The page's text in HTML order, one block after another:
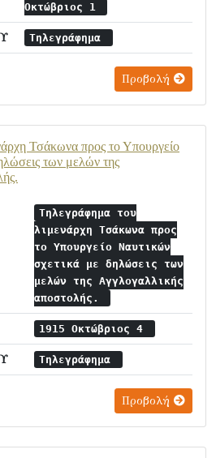
Οκτώβριος 1
Τηλεγράφημα
Προβολή
Τσάκωνα προς το Υπουργείο
των μελών της
Τηλεγράφημα του
λιμενάρχη Τσάκωνα προς
το Υπουργείο Ναυτικών
σχετικά με δηλώσεις των
μελών της Αγγλογαλλικής
αποστολής.
1915 Οκτώβριος 4
Τηλεγράφημα
Προβολή